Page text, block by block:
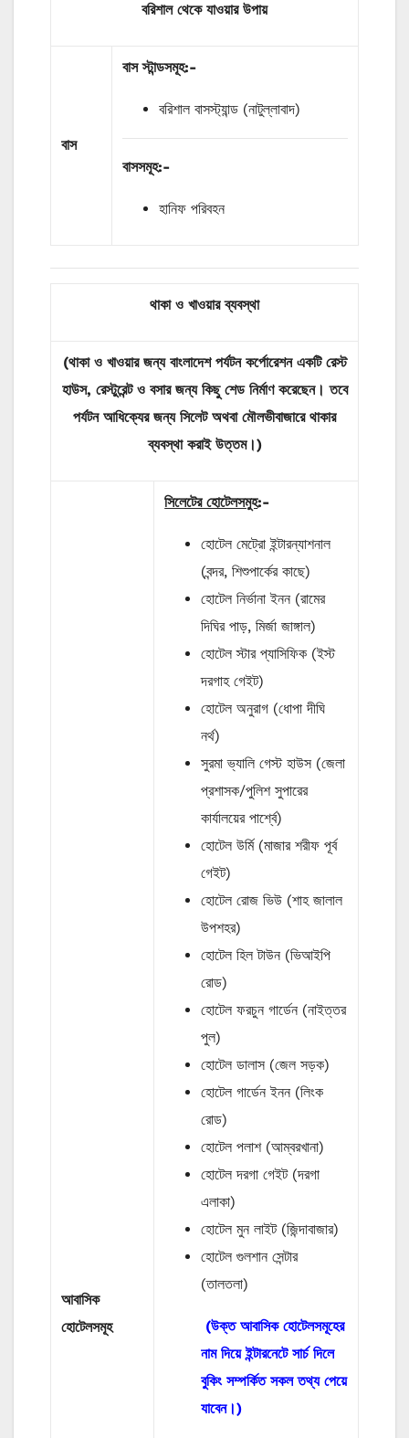
বরিশাল থেকে যাওয়ার উপায়
বাস
বাস স্টান্ডসমূহ:-
বরিশাল বাসস্ট্যান্ড (নাটুল্লাবাদ)
বাসসমূহ:-
হানিফ পরিবহন
থাকা ও খাওয়ার ব্যবস্থা
(থাকা ও খাওয়ার জন্য বাংলাদেশ পর্যটন কর্পোরেশন একটি রেস্ট
হাউস, রেস্টুরেন্ট ও বসার জন্য কিছু শেড নির্মাণ করেছেন। তবে
পর্যটন আধিক্যের জন্য সিলেট অথবা মৌলভীবাজারে থাকার
ব্যবস্থা করাই উত্তম।)
আবাসিক
হোটেলসমূহ
সিলেটের হোটেলসমুহ:-
হোটেল মেট্রো ইন্টারন্যাশনাল
(বন্দর, শিশুপার্কের কাছে)
হোটেল নির্ভানা ইনন (রামের
দিঘির পাড়, মির্জা জাঙ্গাল)
হোটেল স্টার প্যাসিফিক (ইস্ট
দরগাহ গেইট)
হোটেল অনুরাগ (ধোপা দীঘি
নর্থ)
সুরমা ভ্যালি গেস্ট হাউস (জেলা
প্রশাসক/পুলিশ সুপারের
কার্যালয়ের পার্শ্বে)
হোটেল উর্মি (মাজার শরীফ পূর্ব
গেইট)
হোটেল রোজ ভিউ (শাহ জালাল
উপশহর)
হোটেল হিল টাউন (ভিআইপি
রোড)
হোটেল ফরচুন গার্ডেন (নাইত্তর
পুল)
হোটেল ডালাস (জেল সড়ক)
হোটেল গার্ডেন ইনন (লিংক
রোড)
হোটেল পলাশ (আম্বরখানা)
হোটেল দরগা গেইট (দরগা
এলাকা)
হোটেল মুন লাইট (জিন্দাবাজার)
হোটেল গুলশান সেন্টার
(তালতলা)
(উক্ত আবাসিক হোটেলসমূহের
নাম দিয়ে ইন্টারনেটে সার্চ দিলে
বুকিং সম্পর্কিত সকল তথ্য পেয়ে
যাবেন।)